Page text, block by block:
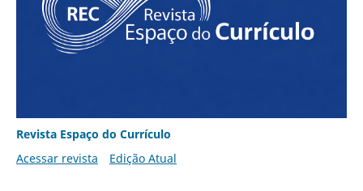
Revista Espaço do Currículo
Acessar revista
Edição Atual